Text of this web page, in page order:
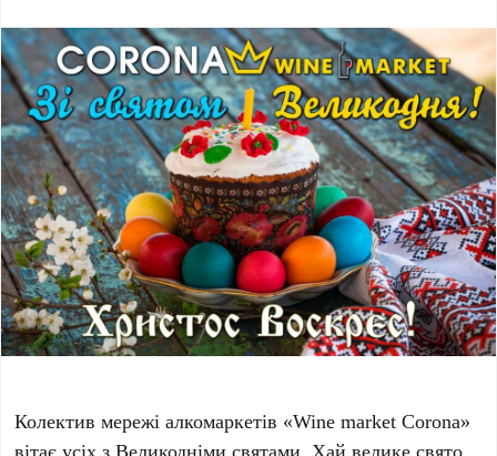
Колектив мережі алкомаркетів «Wine market Corona»
вітає усіх з Великодніми святами. Хай велике свято